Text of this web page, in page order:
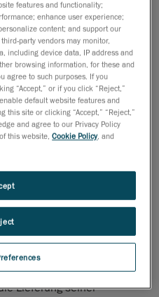
dass der
reibungslos wie möglich
Produkte herstellt und
Kunden in kritischen
Entwicklung im
Stromerzeugung,
und Raumfahrt und
Creaform zahlreiche
die Versorgung
Sicherheit seiner
Das
der lokalen
Virus zu verringern und
für Produktion,
zu implementieren,
Lieferung seiner
features and functionality;
enhance user experience;
content; and support our
party vendors may monitor,
including device data, IP address and
browsing information, for these and
agree to such purposes. If you
“Accept,” or if you click “Reject,”
default website features and
this site or clicking “Accept,” “Reject,”
and agree to our Privacy Policy
this website,Cookie Policy, and